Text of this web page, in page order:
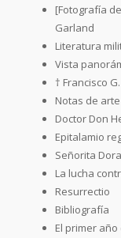
[Fotografía
Garland
Literatura
Vista
† Francisco
Notas de
Doctor Don
Epitalamio
Señorita
La lucha
Resurrectio
Bibliografía
El primer